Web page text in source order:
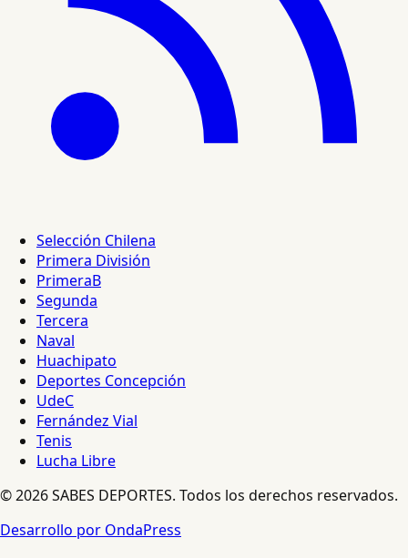
Selección Chilena
Primera División
PrimeraB
Segunda
Tercera
Naval
Huachipato
Deportes Concepción
UdeC
Fernández Vial
Tenis
Lucha Libre
© 2026 SABES DEPORTES. Todos los derechos reservados.
Desarrollo por OndaPress